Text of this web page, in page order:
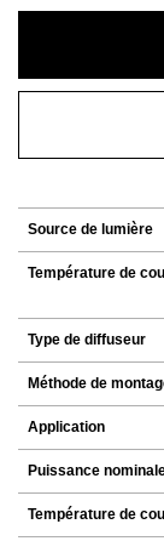
Source de lumière
Température de
Type de diffuseur
Méthode de
Application
Puissance
Température de